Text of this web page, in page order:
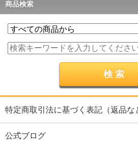
商品検索
特定商取引法に基づく表記（返品な
公式ブログ